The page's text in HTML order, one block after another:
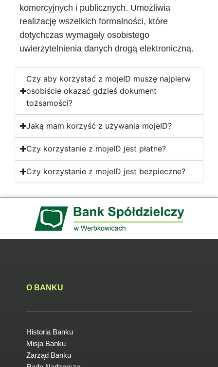
komercyjnych i publicznych. Umożliwia
realizację wszelkich formalności, które
dotychczas wymagały osobistego
uwierzytelnienia danych drogą elektroniczną.
Czy aby korzystać z mojeID muszę najpierw
osobiście okazać gdzieś dokument
tożsamości?
Jaką mam korzyść z używania mojeID?
Czy korzystanie z mojeID jest płatne?
Czy korzystanie z mojeID jest bezpieczne?
O BANKU
Historia Banku
Misja Banku
Zarząd Banku